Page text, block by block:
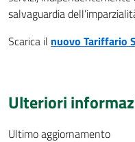
salvaguardia
Scarica il nuovo Tariffario
Ulteriori
Ultimo aggiornamento